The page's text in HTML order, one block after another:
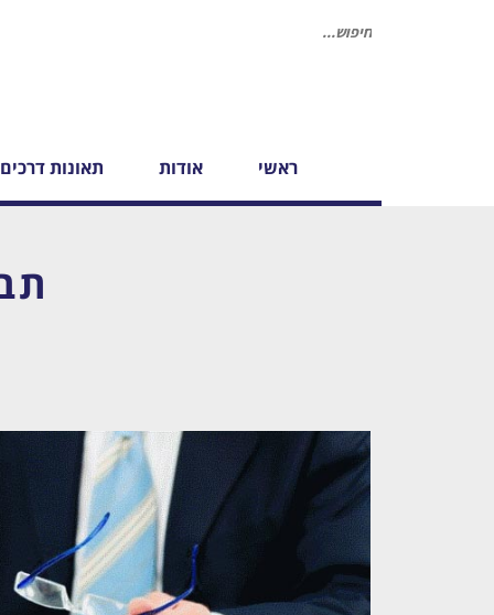
חיפוש
ראשי אודות תאונות דרכים